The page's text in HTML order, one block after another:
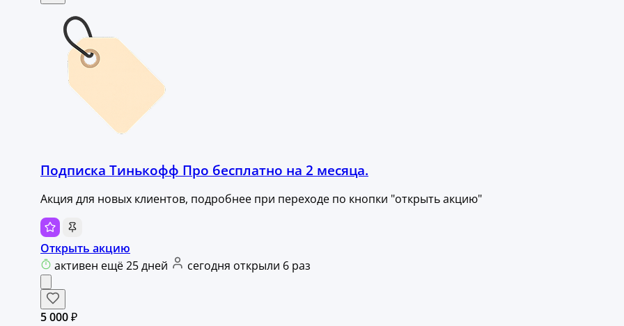
Подписка Тинькофф Про бесплатно на 2 месяца.
Акция для новых клиентов, подробнее при переходе по кнопки "открыть акцию"
Открыть акцию
активен ещё 25 дней
сегодня открыли 6 раз
5 000 ₽